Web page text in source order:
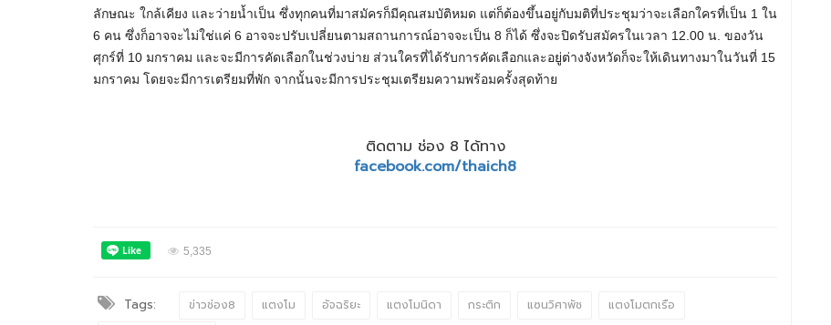
ลักษณะ ใกล้เคียง และว่ายน้ำเป็น ซึ่งทุกคนที่มาสมัครก็มีคุณสมบัติหมด แต่ก็ต้องขึ้นอยู่กับมติที่ประชุมว่าจะเลือกใครที่เป็น 1 ใน
6 คน ซึ่งก็อาจจะไม่ใช่แค่ 6 อาจจะปรับเปลี่ยนตามสถานการณ์อาจจะเป็น 8 ก็ได้ ซึ่งจะปิดรับสมัครในเวลา 12.00 น. ของวัน
ศุกร์ที่ 10 มกราคม และจะมีการคัดเลือกในช่วงบ่าย ส่วนใครที่ได้รับการคัดเลือกและอยู่ต่างจังหวัดก็จะให้เดินทางมาในวันที่ 15
มกราคม โดยจะมีการเตรียมที่พัก จากนั้นจะมีการประชุมเตรียมความพร้อมครั้งสุดท้าย
ติดตาม ช่อง 8 ได้ทาง
facebook.com/thaich8
5,335
Tags: ข่าวช่อง8 แตงโม อัจฉริยะ แตงโมนิดา กระติก แซนวิศาพัช
แตงโมตกเรือ